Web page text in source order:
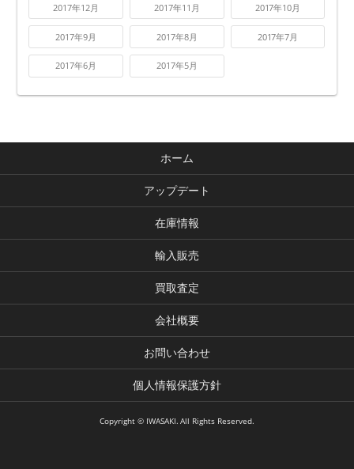
2017年12月 2017年11月 2017年10月
2017年9月 2017年8月 2017年7月
2017年6月 2017年5月
ホーム
アップデート
在庫情報
輸入販売
買取査定
会社概要
お問い合わせ
個人情報保護方針
Copyright © IWASAKI. All Rights Reserved.